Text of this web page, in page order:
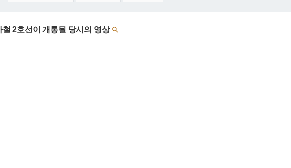
철 2호선이 개통될 당시의 영상 